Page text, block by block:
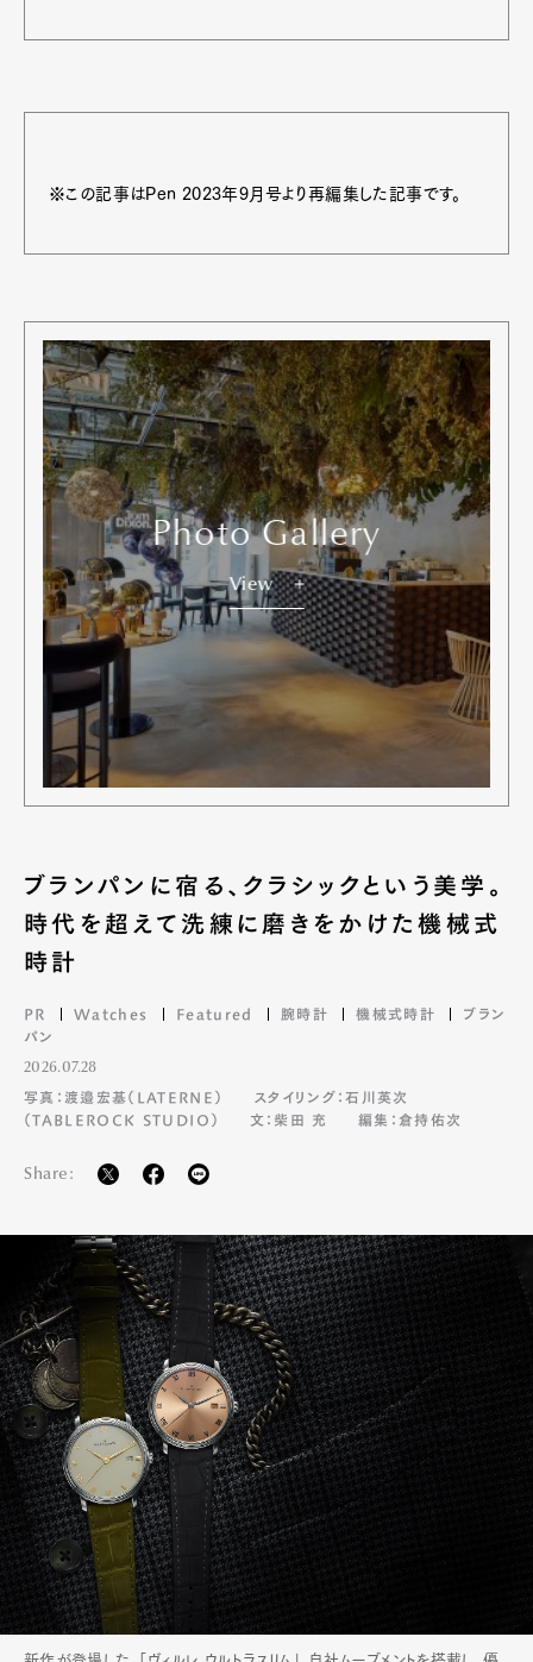
※この記事はPen 2023年9月号より再編集した記事です。
Photo Gallery
View
ブランパンに宿る、クラシックという美学。
時代を超えて洗練に磨きをかけた機械式
時計
PR Watches Featured 腕時計 機械式時計
ブラン
パン
2026.07.28
写真：渡邉宏基（LATERNE）
スタイリング：石川英次
（TABLEROCK STUDIO）
文：柴田 充 編集：倉持佑次
Share: